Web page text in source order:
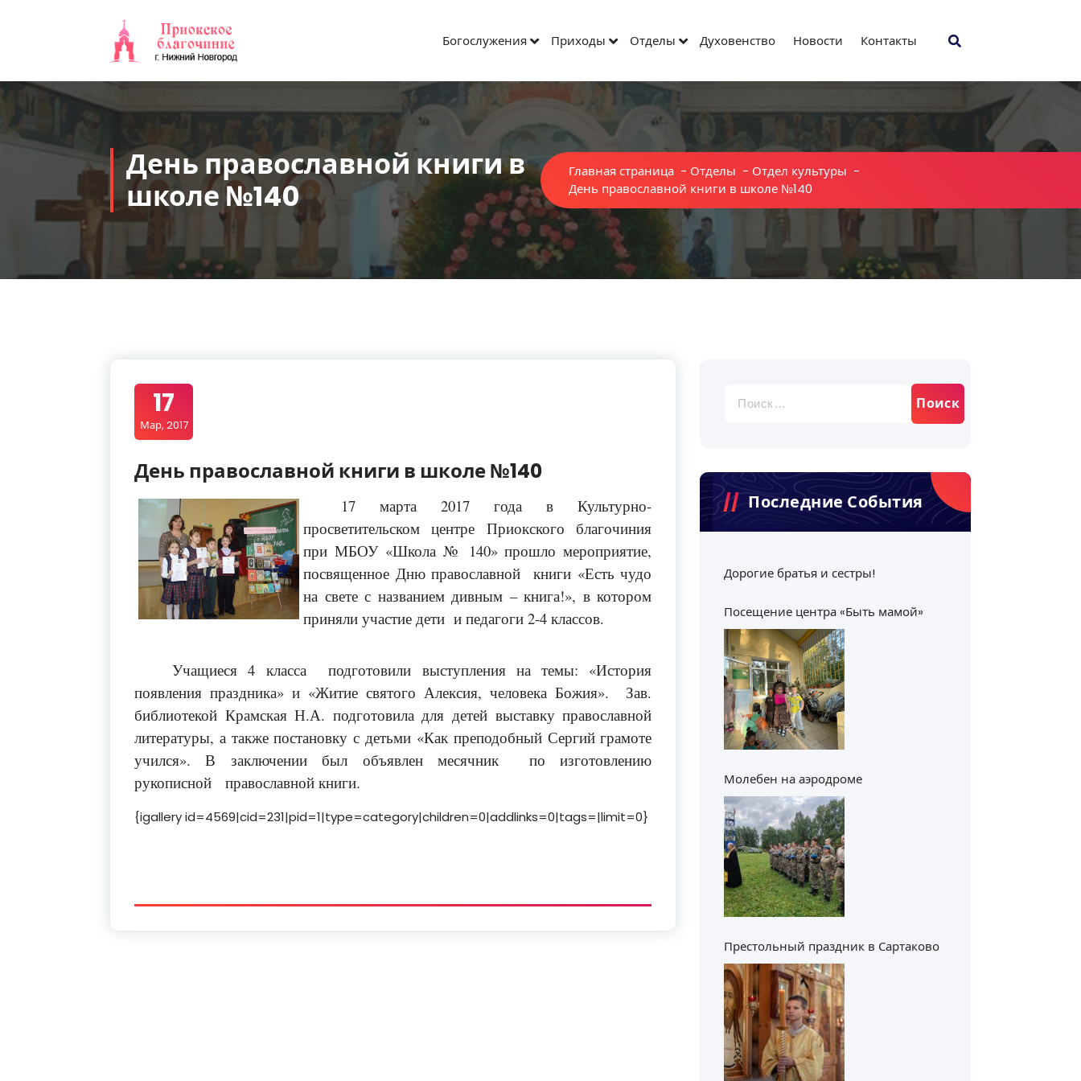
Богослужения Приходы Отделы Духовенство Новости Контакты
День православной книги в
школе №140
Главная страница - Отделы - Отдел культуры -
День православной книги в школе №140
17
Мар, 2017
День православной книги в школе №140
17 марта 2017 года в Культурно-
просветительском центре Приокского благочиния
при МБОУ «Школа № 140» прошло мероприятие,
посвященное Дню православной книги «Есть чудо
на свете с названием дивным – книга!», в котором
приняли участие дети и педагоги 2-4 классов.
Учащиеся 4 класса подготовили выступления на темы: «История
появления праздника» и «Житие святого Алексия, человека Божия». Зав.
библиотекой Крамская Н.А. подготовила для детей выставку православной
литературы, а также постановку с детьми «Как преподобный Сергий грамоте
учился». В заключении был объявлен месячник по изготовлению
рукописной православной книги.
{igallery id=4569|cid=231|pid=1|type=category|children=0|addlinks=0|tags=|limit=0}
Последние События
Дорогие братья и сестры!
Посещение центра «Быть мамой»
Молебен на аэродроме
Престольный праздник в Сартаково